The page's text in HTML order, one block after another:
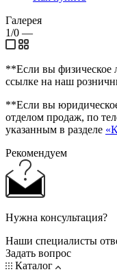
Галерея
1/0 —
**Если вы физическое
ссылке на наш
**Если вы
отделом продаж, по
указанным в разделе
Рекомендуем
Нужна консультация?
Наши специалисты
Задать вопрос
Каталог